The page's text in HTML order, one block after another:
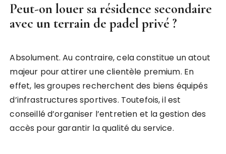
Peut-on louer sa résidence secondaire
avec un terrain de padel privé ?
Absolument. Au contraire, cela constitue un atout
majeur pour attirer une clientèle premium. En
effet, les groupes recherchent des biens équipés
d’infrastructures sportives. Toutefois, il est
conseillé d’organiser l’entretien et la gestion des
accès pour garantir la qualité du service.